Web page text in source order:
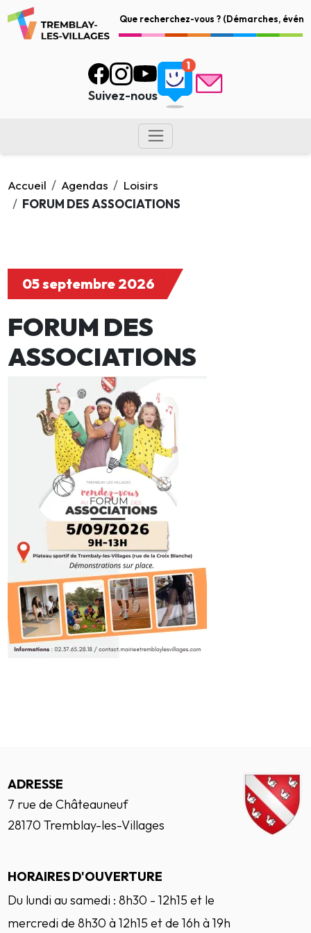
Suivez-nous
Accueil Agendas
Loisirs
FORUM DES ASSOCIATIONS
05 septembre 2026
FORUM DES
ASSOCIATIONS
ADRESSE
7 rue de Châteauneuf
28170 Tremblay-les-Villages
HORAIRES D'OUVERTURE
Du lundi au samedi : 8h30 - 12h15 et le
mercredi de 8h30 à 12h15 et de 16h à 19h